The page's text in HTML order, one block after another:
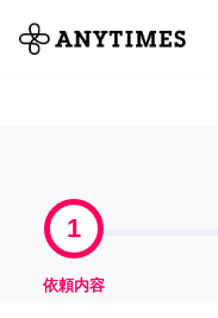
全て
1
依頼内容